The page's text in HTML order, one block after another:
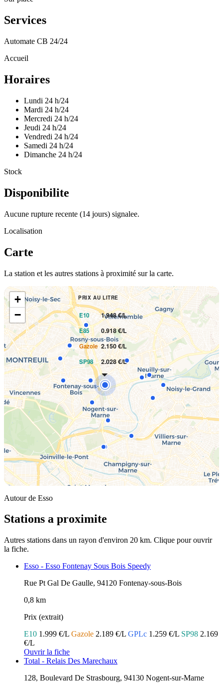
Services
Automate CB 24/24
Accueil
Horaires
Lundi 24 h/24
Mardi 24 h/24
Mercredi 24 h/24
Jeudi 24 h/24
Vendredi 24 h/24
Samedi 24 h/24
Dimanche 24 h/24
Stock
Disponibilite
Aucune rupture recente (14 jours) signalee.
Localisation
Carte
La station et les autres stations à proximité sur la carte.
PRIX AU LITRE
E10 1.948 €/L
E85 0.918 €/L
Gazole 2.150 €/L
SP98 2.028 €/L
+
−
Autour de Esso
Stations a proximite
Autres stations dans un rayon d'environ 20 km. Clique pour ouvrir
la fiche.
Esso - Esso Fontenay Sous Bois Speedy
Rue Pt Gal De Gaulle, 94120 Fontenay-sous-Bois
0,8 km
Prix (extrait)
E10 1.999 €/L Gazole 2.189 €/L GPLc 1.259 €/L SP98 2.169
€/L
Ouvrir la fiche
Total - Relais Des Marechaux
128, Boulevard De Strasbourg, 94130 Nogent-sur-Marne